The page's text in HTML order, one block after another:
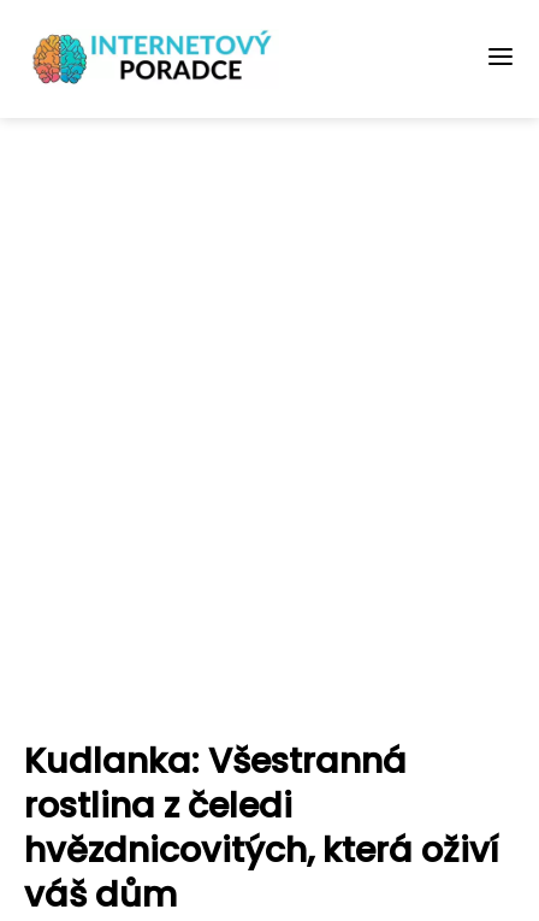
Kudlanka: Všestranná
rostlina z čeledi
hvězdnicovitých, která oživí
váš dům